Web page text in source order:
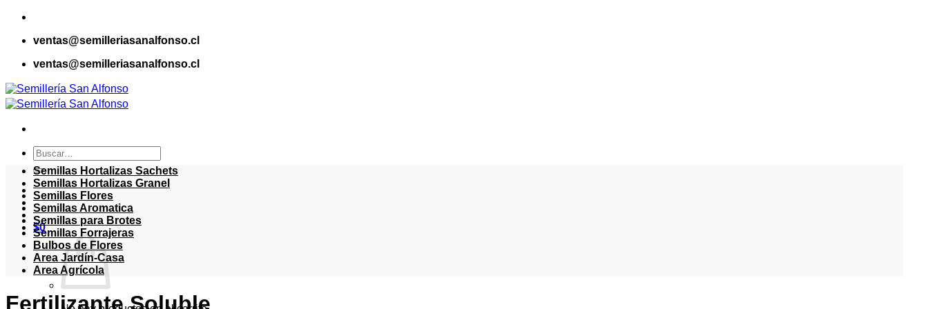
Saltar
contenidoventas@semilleriasanalfonso.cl
ventas@semilleriasanalfonso.cl
Buscar
por:
$0
Semillas Hortalizas Sachets
Semillas Hortalizas Granel
Semillas Flores
Semillas Aromatica
Semillas para Brotes
Semillas Forrajeras
Bulbos de Flores
Area Jardín-Casa
Area Agrícola
Fertilizante Soluble